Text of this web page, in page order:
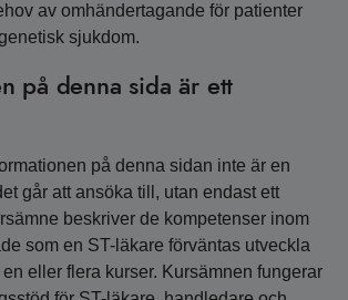
av omhändertagande för patienter
sjukdom.
på denna sida är ett
på denna sidan inte är en
går att ansöka till, utan endast ett
beskriver de kompetenser inom
som en ST-läkare förväntas utveckla
eller flera kurser. Kursämnen fungerar